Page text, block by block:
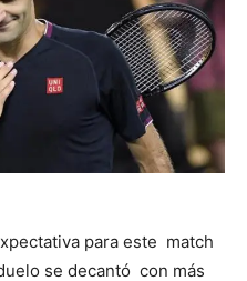
para este match
se decantó con más